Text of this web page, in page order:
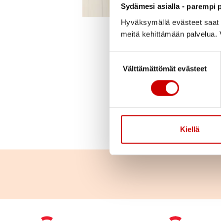
Sydämesi asialla - parempi
Hyväksymällä evästeet
meitä kehittämään
Välttämättömät evästeet
Kiellä
Julkaistu 1.2.2023
Vertaistukihenkilöt
viikossa.
Heidän kanssaan